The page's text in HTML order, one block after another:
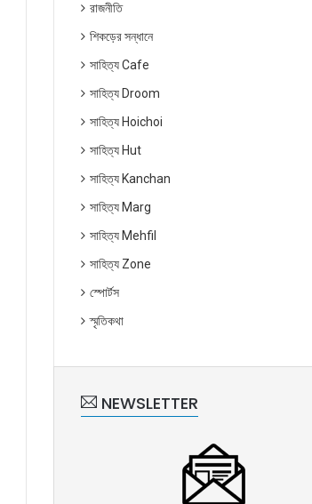
রাজনীতি
শিকড়ের সন্ধানে
সাহিত্য Cafe
সাহিত্য Droom
সাহিত্য Hoichoi
সাহিত্য Hut
সাহিত্য Kanchan
সাহিত্য Marg
সাহিত্য Mehfil
সাহিত্য Zone
স্পোর্টস
স্মৃতিকথা
NEWSLETTER